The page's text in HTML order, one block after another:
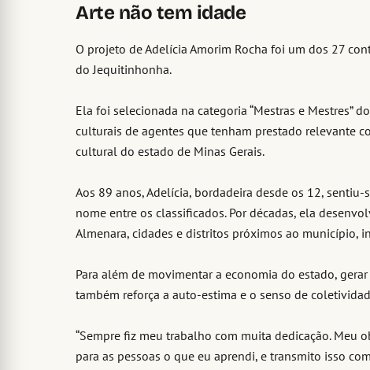
Arte não tem idade
O projeto de Adelícia Amorim Rocha foi um dos 27
do Jequitinhonha.
Ela foi selecionada na categoria “Mestras e Mestres”
culturais de agentes que tenham prestado relevante
cultural do estado de Minas Gerais.
Aos 89 anos, Adelícia, bordadeira desde os 12,
nome entre os classificados. Por décadas, ela
Almenara, cidades e distritos próximos ao município,
Para além de movimentar a economia do estado,
também reforça a auto-estima e o senso de
“Sempre fiz meu trabalho com muita dedicação. Meu
para as pessoas o que eu aprendi, e transmito isso